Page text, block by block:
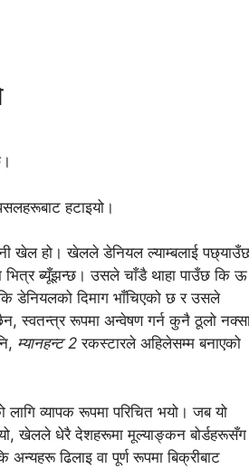
हटाइयो।
खेल हो। खेलले डेनियल ल्याम्बलाई
भित्र ब्यूँझन्छ। उसले चाँडै थाहा पाउँछ कि ऊ
डेनियलको दिमाग भाँचिएको छ र उसले
स्वतन्त्र रूपमा अन्वेषण गर्न कुनै ठूलो
म्यानहन्ट 2 रकस्टारले अहिलेसम्म बनाएको
व्यापक रूपमा परिचित भयो। जब यो
खेलले धेरै देशहरूमा मूल्याङ्कन बोर्डहरूसँग
ढिलाइ वा पूर्ण रूपमा बिक्रीबाट